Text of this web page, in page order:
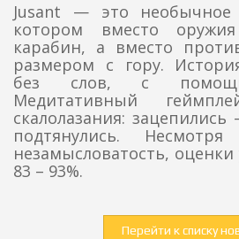
Jusant — это
котором вместо
карабин, а вместо
размером с гору.
без слов, с
Медитативный
скалолазания:
подтянулись.
незамысловатость,
83 – 93%.
Перейти к списку